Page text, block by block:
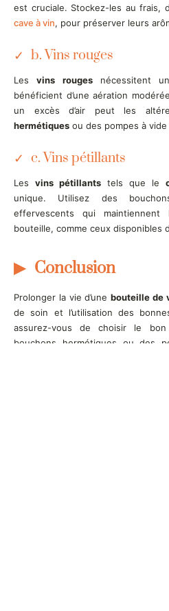
est cruciale. Stockez-les au frais,
cave à vin, pour préserver leurs
b. Vins rouges
Lesvins rougesnécessitent
bénéficient d’une aération
un excès d’air peut les
hermétiques ou des pompes à vide
c. Vins pétillants
Les vins pétillants tels que le
unique. Utilisez des
effervescents qui
bouteille, comme ceux disponibles
Conclusion
Prolonger la vie d’unebouteille de
de soin et l’utilisation des
assurez-vous de choisir le
bouchons hermétiques ou des